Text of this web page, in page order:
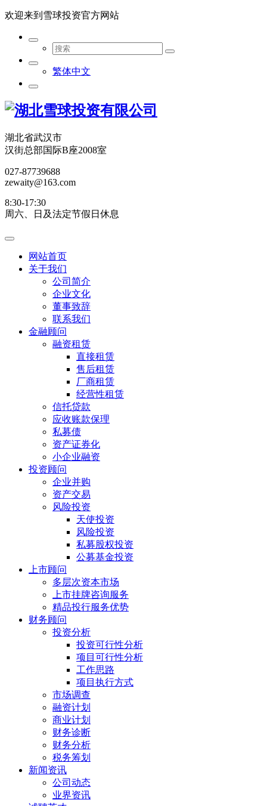
欢迎来到雪球投资官方网站
繁体中文
湖北省武汉市
汉街总部国际B座2008室
027-87739688
zewaity@163.com
8:30-17:30
周六、日及法定节假日休息
网站首页
关于我们
公司简介
企业文化
董事致辞
联系我们
金融顾问
融资租赁
直接租赁
售后租赁
厂商租赁
经营性租赁
信托贷款
应收账款保理
私募债
资产证券化
小企业融资
投资顾问
企业并购
资产交易
风险投资
天使投资
风险投资
私募股权投资
公募基金投资
上市顾问
多层次资本市场
上市挂牌咨询服务
精品投行服务优势
财务顾问
投资分析
投资可行性分析
项目可行性分析
工作思路
项目执行方式
市场调查
融资计划
商业计划
财务诊断
财务分析
税务筹划
新闻资讯
公司动态
业界资讯